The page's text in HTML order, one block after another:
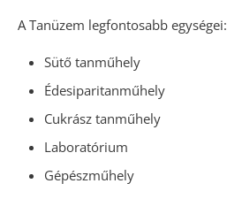
A Tanüzem legfontosabb egységei:
Sütő tanműhely
Édesiparitanműhely
Cukrász tanműhely
Laboratórium
Gépészműhely